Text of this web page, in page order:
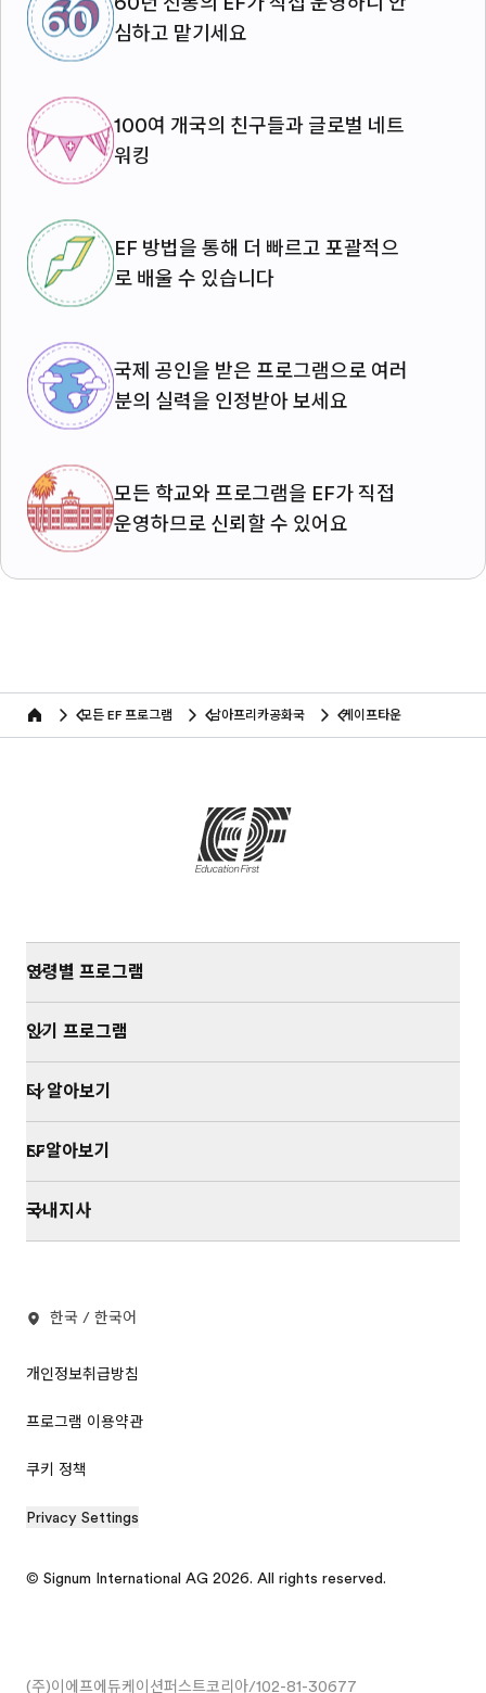
심하고 맡기세요
100여 개국의 친구들과 글로벌 네트
워킹
EF 방법을 통해 더 빠르고 포괄적으
로 배울 수 있습니다
국제 공인을 받은 프로그램으로 여러
분의 실력을 인정받아 보세요
모든 학교와 프로그램을 EF가 직접
운영하므로 신뢰할 수 있어요
home 모든 EF 프로그램 남아프리카공화국 케이프타운
연령별 프로그램
인기 프로그램
더 알아보기
EF알아보기
국내지사
한국 / 한국어
개인정보취급방침
프로그램 이용약관
쿠키 정책
Privacy Settings
© Signum International AG 2026. All rights reserved.
(주)이에프에듀케이션퍼스트코리아/102-81-30677